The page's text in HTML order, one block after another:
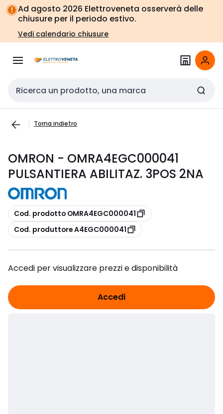
Vai alla
navigazione
Vai
alla
pagina
Ad agosto 2026 Elettroveneta osserverà delle
chiusure per il periodo estivo.
Vedi calendario chiusure
Cerca input
Torna indietro
OMRON - OMRA4EGC000041
PULSANTIERA ABILITAZ. 3POS 2NA
copia
Cod. prodotto OMRA4EGC000041
copia
Cod. produttore A4EGC000041
Accedi per visualizzare prezzi e disponibilità
Accedi